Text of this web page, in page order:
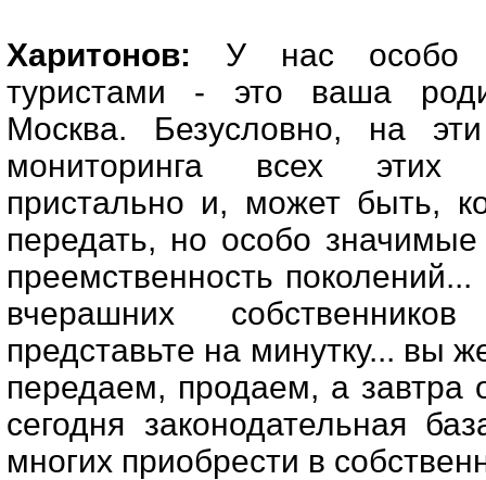
Харитонов: У нас особо
туристами - это ваша
Москва. Безусловно, на
мониторинга всех этих
пристально и, может быть,
передать, но особо значимые
преемственность
вчерашних
представьте на минутку... вы
передаем, продаем, а завтра
сегодня законодательная
многих приобрести в